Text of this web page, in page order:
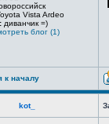
Vista Ardeo
диванчик =)
блог (1)
к началу
kot_